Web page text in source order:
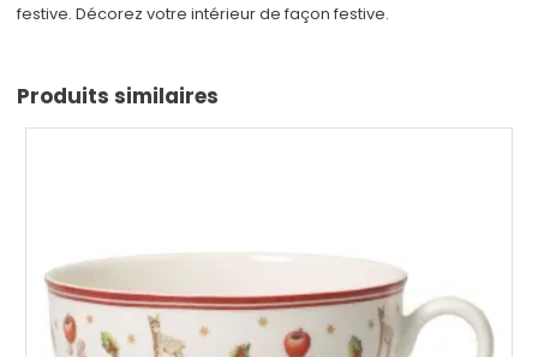
festive. Décorez votre intérieur de façon festive.
Produits similaires